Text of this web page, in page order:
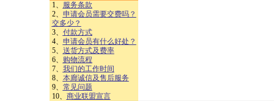
1、
服务条款
2、 申请会员需要交费吗？
交多少？
3、 付款方式
4、 申请会员有什么好处？
5、 送货方式及费率
6、
购物流程
7、 我们的工作时间
8、 本廊诚信及售后服务
9、 常见问题
10、 商业联盟宣言